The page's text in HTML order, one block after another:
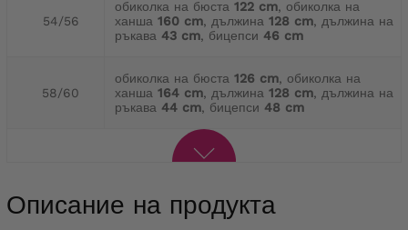
54/56
обиколка на бюста 122 cm, обиколка на
ханша 160 cm, дължина 128 cm, дължина на
ръкава 43 cm, бицепси 46 cm
58/60
обиколка на бюста 126 cm, обиколка на
ханша 164 cm, дължина 128 cm, дължина на
ръкава 44 cm, бицепси 48 cm
Описание на продукта